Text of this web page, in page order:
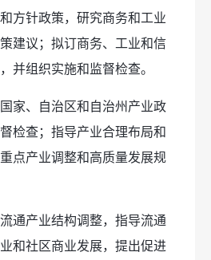
方针政策，研究商务和工业
建议；拟订商务、工业和信
并组织实施和监督检查。
国家、自治区和自治州产业政
检查；指导产业合理布局和
点产业调整和高质量发展规
流通产业结构调整，指导流通
和社区商业发展，提出促进